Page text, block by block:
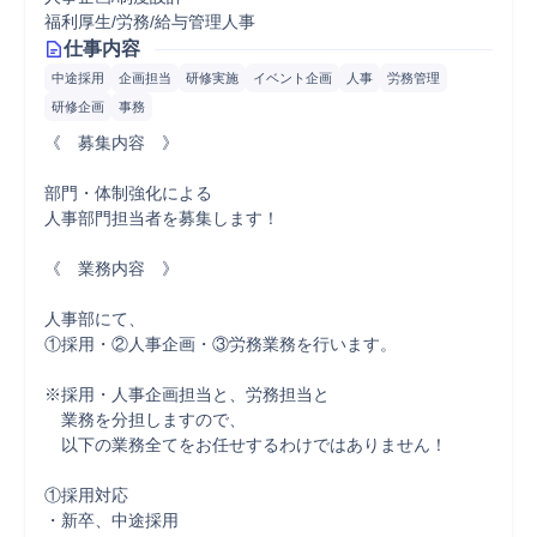
福利厚生/労務/給与管理人事
仕事内容
中途採用 企画担当 研修実施 イベント企画 人事
労務管理
研修企画
事務
《　募集内容　》
部門・体制強化による
人事部門担当者を募集します！
《　業務内容　》
人事部にて、
①採用・②人事企画・③労務業務を行います。
※採用・人事企画担当と、労務担当と
業務を分担しますので、
以下の業務全てをお任せするわけではありません！
①採用対応
・新卒、中途採用